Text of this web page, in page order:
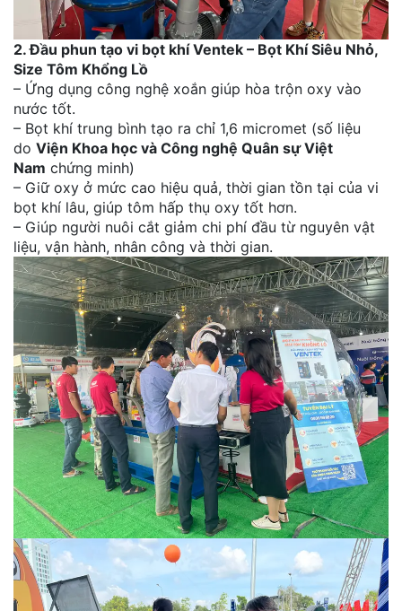
2. Đầu phun tạo vi bọt khí Ventek – Bọt Khí Siêu Nhỏ,
Size Tôm Khổng Lồ
– Ứng dụng công nghệ xoắn giúp hòa trộn oxy vào
nước tốt.
– Bọt khí trung bình tạo ra chỉ 1,6 micromet (số liệu
do Viện Khoa học và Công nghệ Quân sự Việt
Nam chứng minh)
– Giữ oxy ở mức cao hiệu quả, thời gian tồn tại của vi
bọt khí lâu, giúp tôm hấp thụ oxy tốt hơn.
– Giúp người nuôi cắt giảm chi phí đầu từ nguyên vật
liệu, vận hành, nhân công và thời gian.